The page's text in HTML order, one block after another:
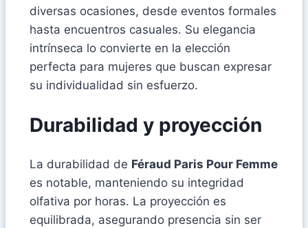
diversas ocasiones, desde eventos formales
hasta encuentros casuales. Su elegancia
intrínseca lo convierte en la elección
perfecta para mujeres que buscan expresar
su individualidad sin esfuerzo.
Durabilidad y proyección
La durabilidad de Féraud Paris Pour Femme
es notable, manteniendo su integridad
olfativa por horas. La proyección es
equilibrada, asegurando presencia sin ser